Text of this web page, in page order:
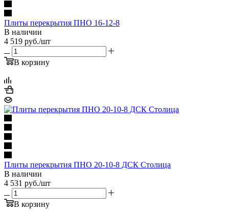
Плиты перекрытия ПНО 16-12-8
В наличии
4 519 руб./шт
В корзину
Плиты перекрытия ПНО 20-10-8 ДСК Столица
В наличии
4 531 руб./шт
В корзину